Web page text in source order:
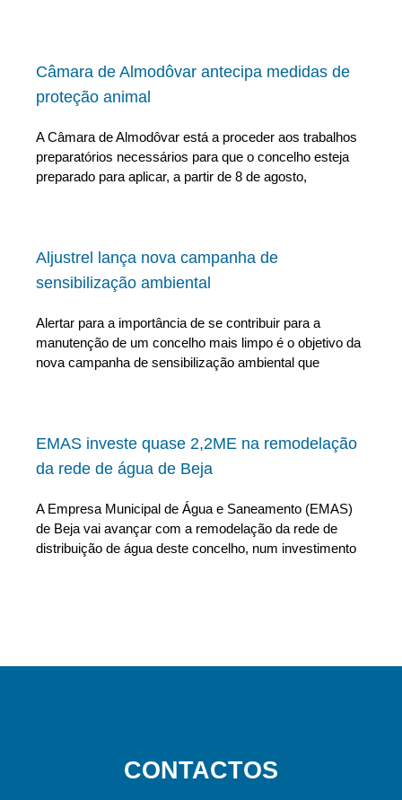
Câmara de Almodôvar antecipa medidas de
proteção animal
A Câmara de Almodôvar está a proceder aos trabalhos
preparatórios necessários para que o concelho esteja
preparado para aplicar, a partir de 8 de agosto,
Aljustrel lança nova campanha de
sensibilização ambiental
Alertar para a importância de se contribuir para a
manutenção de um concelho mais limpo é o objetivo da
nova campanha de sensibilização ambiental que
EMAS investe quase 2,2ME na remodelação
da rede de água de Beja
A Empresa Municipal de Água e Saneamento (EMAS)
de Beja vai avançar com a remodelação da rede de
distribuição de água deste concelho, num investimento
CONTACTOS